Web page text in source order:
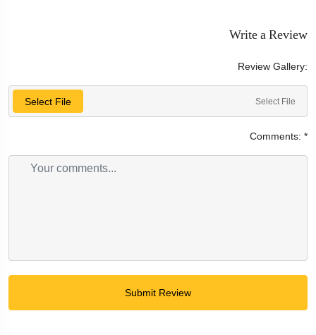
Write a Review
Review Gallery:
Select File Select File
Comments: *
Submit Review